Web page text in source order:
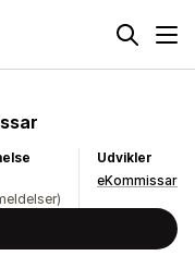
Udvikler
eKommissar